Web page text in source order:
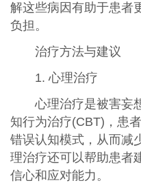
解这些病因有助于患者
负担。
治疗方法与建议
1. 心理治疗
心理治疗是被害妄
知行为治疗(CBT)，患
错误认知模式，从而减
理治疗还可以帮助患者
信心和应对能力。